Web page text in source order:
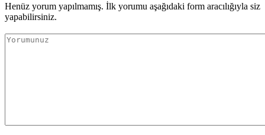
Henüz yorum yapılmamış. İlk yorumu aşağıdaki form aracılığıyla siz
yapabilirsiniz.